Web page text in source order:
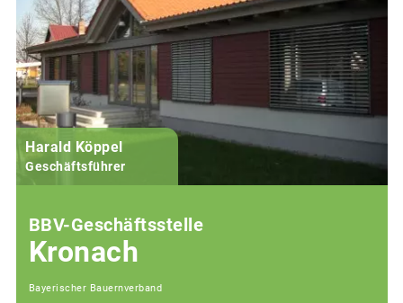
Harald Köppel
Geschäftsführer
BBV-Geschäftsstelle
Kronach
Bayerischer Bauernverband